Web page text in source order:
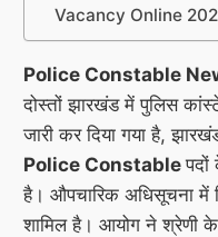
Vacancy Online
Police Constable
दोस्तों झारखंड में पुलिस
जारी कर दिया गया है,
Police Constableपदों
है। औपचारिक अधिसूचना में
शामिल है। आयोग ने श्रेणी